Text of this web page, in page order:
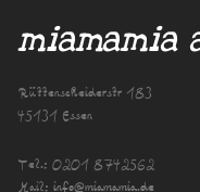
miamamia
Rüttenscheiderstr 183
45131 Essen
Tel.: 0201 8742562
Mail: info@miamamia.de